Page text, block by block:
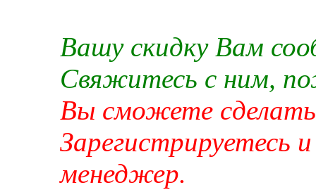
Вашу скидку Вам
Свяжитесь с ним,
Вы сможете сделать
Зарегистрируетесь
менеджер.